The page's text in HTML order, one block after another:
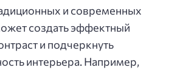
и современных
создать эффектный
и подчеркнуть
интерьера. Например,